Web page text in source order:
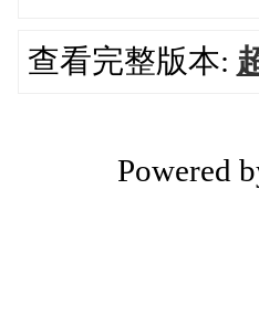
查看完整版本:
Powered